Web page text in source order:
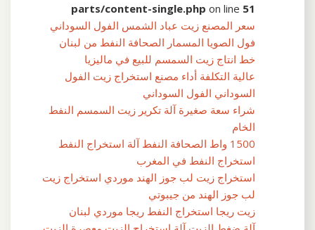
parts/content-single.php on line 51
سعر المصنع زيت عباد الشمس الفول السوداني
فول الصويا المسمار الصحافة النفط من لبنان
خط انتاج زيت السمسم للبيع في ماليزيا
عالية التكلفة أداء مصنع استخراج زيت الفول
السوداني الفول السوداني
شراء سعة صغيرة آلة تكرير زيت السمسم النفط
الخام
1500 واط الصحافة النفط آلة استخراج النفط
استخراج النفط في المغرب
استخراج زيت لب جوز الهند موردي استخراج زيت
لب جوز الهند من جيبوتي
زيت ريجا استخراج النفط ريجا موردي لبنان